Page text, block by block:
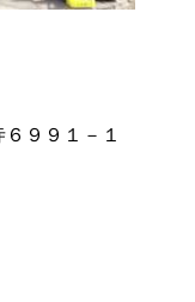
９９１－１